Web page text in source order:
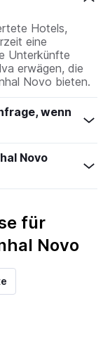
Hotels,
eine
Unterkünfte
erwägen, die
Novo bieten.
wenn
Novo
für
Novo